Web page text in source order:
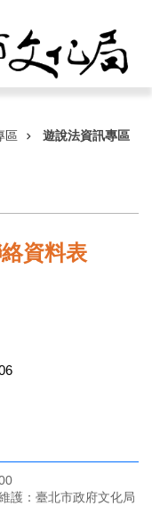
區 遊說法資訊專區
資料表
護：臺北市政府文化局